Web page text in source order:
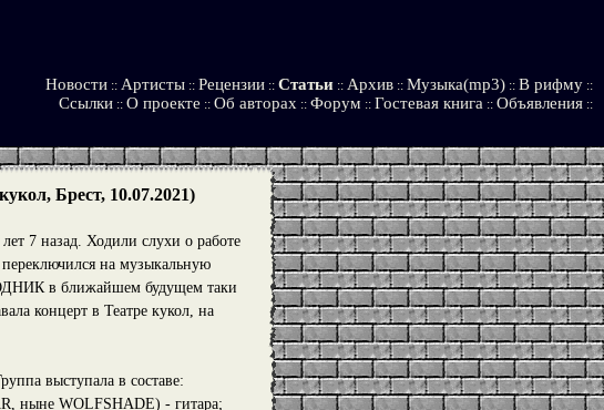
Новости :: Артисты :: Рецензии :: Статьи :: Архив :: Музыка(mp3) :: В рифму ::
Ссылки :: О проекте :: Об авторах :: Форум :: Гостевая книга :: Объявления ::
Брест, 10.07.2021)
7 назад. Ходили слухи о работе
на музыкальную
в ближайшем будущем таки
концерт в Театре кукол, на
выступала в составе:
ныне WOLFSHADE) - гитара;